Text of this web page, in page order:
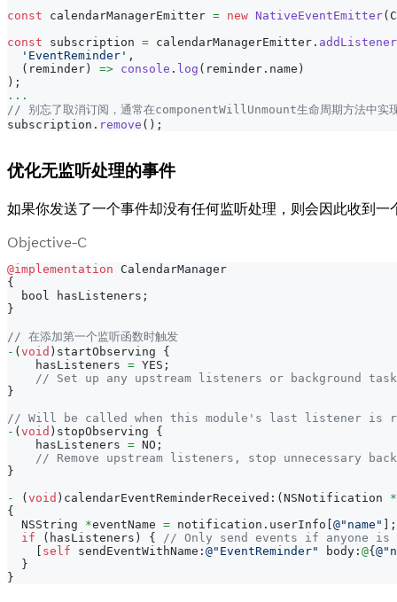
const calendarManagerEmitter = new NativeEventEmitter(
const subscription = calendarManagerEmitter . addListener
'EventReminder' ,
( reminder ) => console . log ( reminder . name )
) ;
...
// 别忘了取消订阅，通常在componentWillUnmount生命周期方法中实
subscription . remove ( ) ;
优化无监听处理的事件
如果你发送了一个事件却没有任何监听处理，则会因此收到
Objective-C
@implementation CalendarManager
{
  bool hasListeners
;
}
// 在添加第一个监听函数时触发
- (void ) startObserving {
    hasListeners
= YES ;
// Set up any upstream listeners or background
}
// Will be called when this module's last listener is
- (void ) stopObserving {
    hasListeners
= NO ;
// Remove upstream listeners, stop unnecessary
}
-
(void ) calendarEventReminderReceived : (NSNotification *
{
  NSString
*eventName = notification . userInfo [@"name" ] ;
if
( hasListeners ) {
// Only send events if anyone
[ self sendEventWithName : @"EventReminder" body : @{
}
}